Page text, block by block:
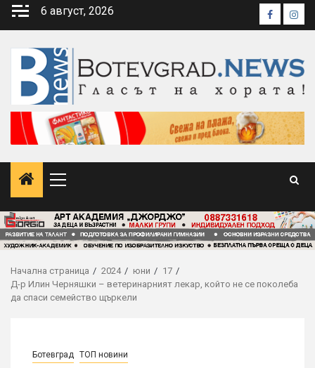
Skip
6 август, 2026 Facebook
Primary
Начална страница 2024 юни
17
Д-р Илин Черняшки – ветеринарният лекар, който не се поколеба
да спаси семейство щъркели
Ботевград ТОП новини